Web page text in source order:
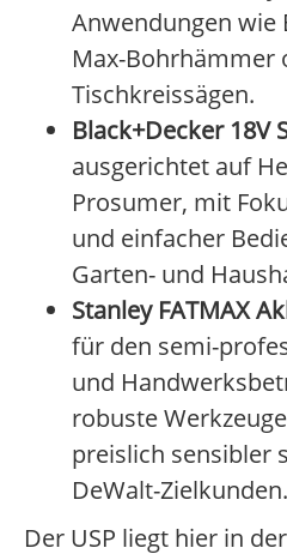
Anwendungen wie
Max-Bohrhämmer
Tischkreissägen.
Black+Decker 18V
ausgerichtet auf
Prosumer, mit
und einfacher
Garten- und
Stanley FATMAX
für den semi-
und
robuste
preislich sensibler
DeWalt-Zielkunden.
Der USP liegt hier in